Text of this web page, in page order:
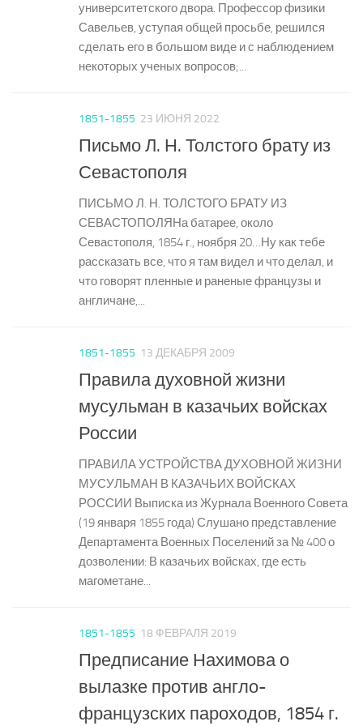
университетского двора. Профессор физики
Савельев, уступая общей просьбе, решился
сделать его в большом виде и с наблюдением
некоторых ученых вопросов;...
1851-1855 23 ИЮНЯ 2022
Письмо Л. Н. Толстого брату из
Севастополя
ПИСЬМО Л. Н. ТОЛСТОГО БРАТУ ИЗ
СЕВАСТОПОЛЯНа батарее, около
Севастополя, 1854 г., ноября 20…Ну как тебе
рассказать все, что я там видел и что делал, и
что говорят пленные и раненые французы и
англичане,...
1851-1855 13 ДЕКАБРЯ 2009
Правила духовной жизни
мусульман в казачьих войсках
России
ПРАВИЛА УСТРОЙСТВА ДУХОВНОЙ ЖИЗНИ
МУСУЛЬМАН В КАЗАЧЬИХ ВОЙСКАХ
РОССИИ Выписка из Журнала Военного Совета
(19 января 1855 года) Слушано представление
Департамента Военных Поселений за № 400 о
дозволении: В казачьих войсках, где есть
магометане...
1851-1855 18 ФЕВРАЛЯ 2019
Предписание Нахимова о
вылазке против англо-
французских пароходов, 1854 г.